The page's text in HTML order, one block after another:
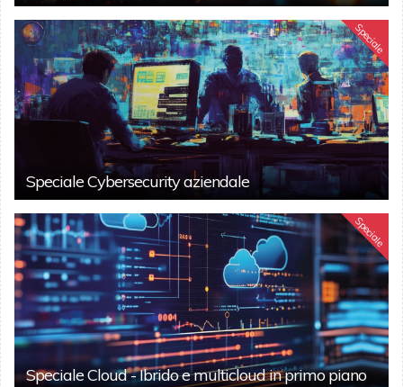
Speciale
Speciale Cybersecurity aziendale
Speciale
Speciale Cloud - Ibrido e multicloud in primo piano